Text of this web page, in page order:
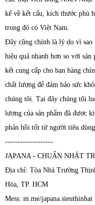
kế về kết cấu, kích thước phù
trong đó có Việt Nam.
Đây cũng chính là lý do vì
hiệu quả nhanh hơn so với
kết cung cấp cho bạn hàng
chất lượng để đảm bảo sức
chúng tôi. Tại đây chúng tôi
lượng của sản phẩm đã được
phản hồi tốt từ người tiêu
-------------------
JAPANA - CHUẨN NHẬT
Địa chỉ: Tòa Nhà Trường
Hòa, TP. HCM
Mess: m.me/japana.sieuthinhat